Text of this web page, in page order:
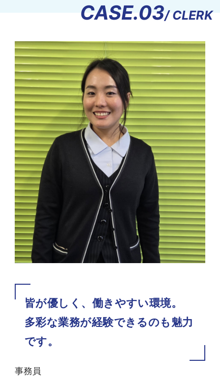
CASE.03/ CLERK
皆が優しく、働きやすい環境。
多彩な業務が経験できるのも魅力
です。
事務員